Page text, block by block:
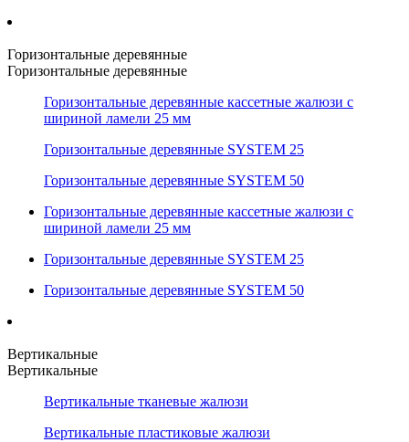
Горизонтальные деревянные
Горизонтальные деревянные
Горизонтальные деревянные кассетные жалюзи с
шириной ламели 25 мм
Горизонтальные деревянные SYSTEM 25
Горизонтальные деревянные SYSTEM 50
Горизонтальные деревянные кассетные жалюзи с
шириной ламели 25 мм
Горизонтальные деревянные SYSTEM 25
Горизонтальные деревянные SYSTEM 50
Вертикальные
Вертикальные
Вертикальные тканевые жалюзи
Вертикальные пластиковые жалюзи